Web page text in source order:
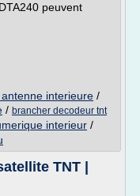
peuvent
interieure /
/ brancher decodeur tnt
interieur /
TNT |